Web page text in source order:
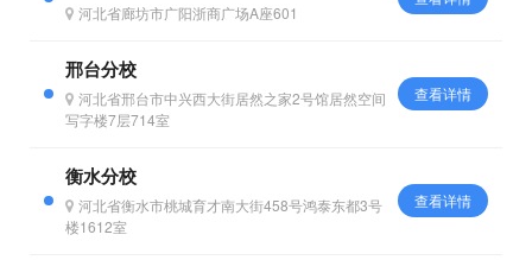
河北省廊坊市广阳浙商广场A座601
邢台分校
河北省邢台市中兴西大街居然之家2号馆居然空间
写字楼7层714室
查看详情
衡水分校
河北省衡水市桃城育才南大街458号鸿泰东都3号
楼1612室
查看详情